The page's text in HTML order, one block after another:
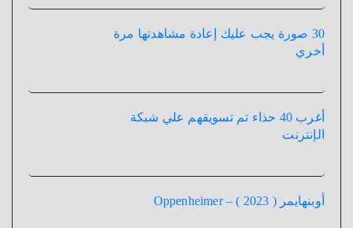
30 صورة يجب عليك إعادة مشاهدتها مرة
أخري
أغرب 40 حذاء تم تسويقهم علي شبكة
الإنترنت
أوبنهايمر ( 2023 ) – Oppenheimer